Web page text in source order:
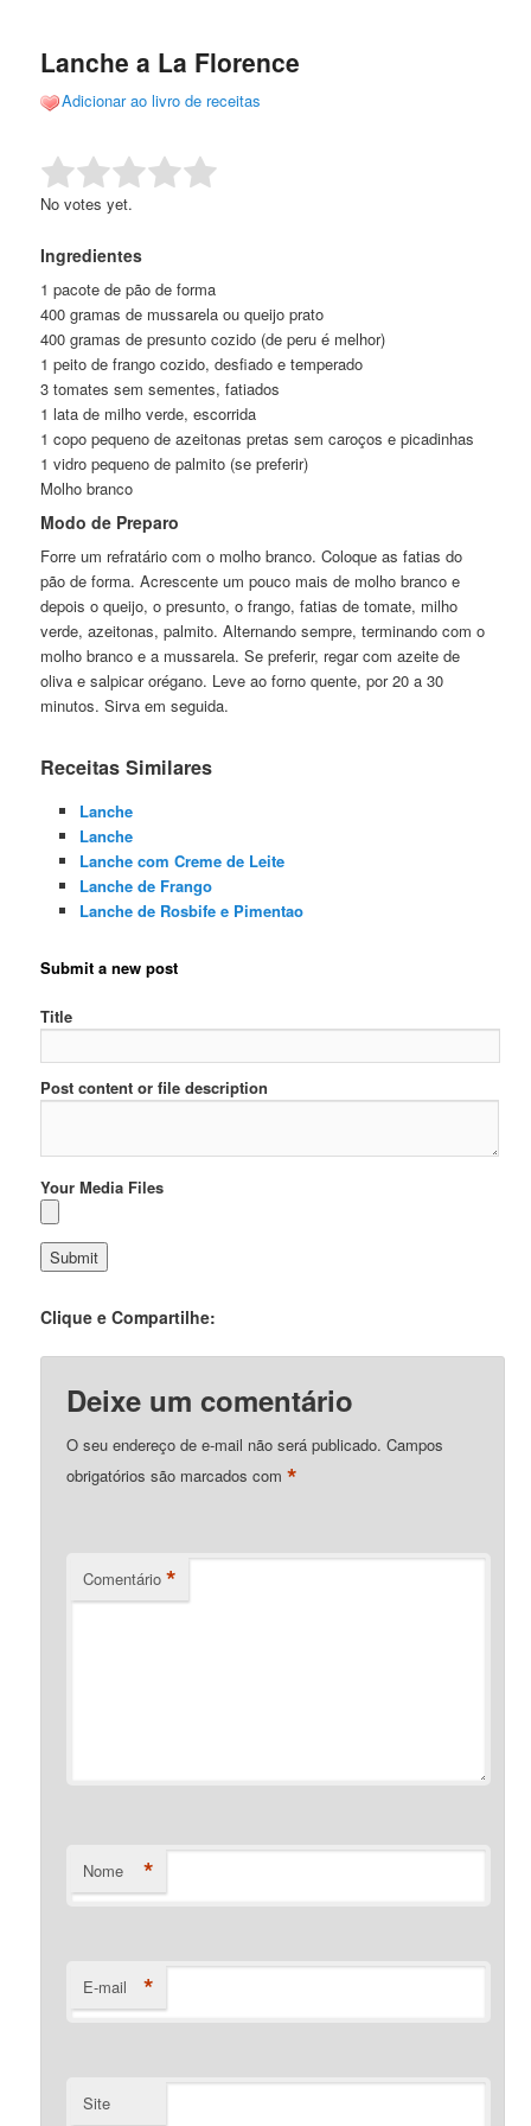
conteúdo
conteúdo
Lanche a La Florence
Adicionar ao livro de receitas
Rate this item: Submit Rating
No votes yet.
Ingredientes
1 pacote de pão de forma
400 gramas de mussarela ou queijo prato
400 gramas de presunto cozido (de peru é melhor)
1 peito de frango cozido, desfiado e temperado
3 tomates sem sementes, fatiados
1 lata de milho verde, escorrida
1 copo pequeno de azeitonas pretas sem caroços e picadinhas
1 vidro pequeno de palmito (se preferir)
Molho branco
Modo de Preparo
Forre um refratário com o molho branco. Coloque as fatias do
pão de forma. Acrescente um pouco mais de molho branco e
depois o queijo, o presunto, o frango, fatias de tomate, milho
verde, azeitonas, palmito. Alternando sempre, terminando com o
molho branco e a mussarela. Se preferir, regar com azeite de
oliva e salpicar orégano. Leve ao forno quente, por 20 a 30
minutos. Sirva em seguida.
Receitas Similares
Lanche
Lanche
Lanche com Creme de Leite
Lanche de Frango
Lanche de Rosbife e Pimentao
Submit a new post
Title
Post content or file description
Your Media Files
Clique e Compartilhe:
Deixe um comentário
O seu endereço de e-mail não será publicado. Campos
obrigatórios são marcados com*
Comentário *
Nome *
E-mail *
Site